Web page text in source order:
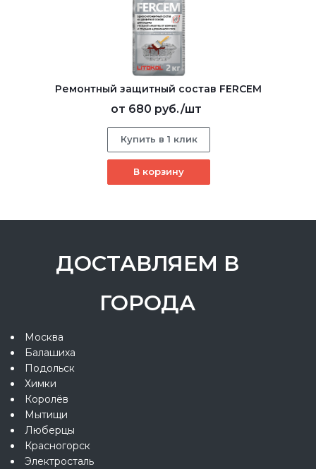
Ремонтный защитный состав FERCEM
от 680 руб./шт
Купить в 1 клик
В корзину
ДОСТАВЛЯЕМ В
ГОРОДА
Москва
Балашиха
Подольск
Химки
Королёв
Мытищи
Люберцы
Красногорск
Электросталь